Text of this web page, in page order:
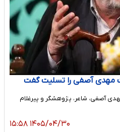
مهدی آصفی را تسلیت گفت
آصفی، شاعر، پژوهشگر و پیرغلام
۱۴۰۵/۰۴/۳۰ ۱۵:۵۸